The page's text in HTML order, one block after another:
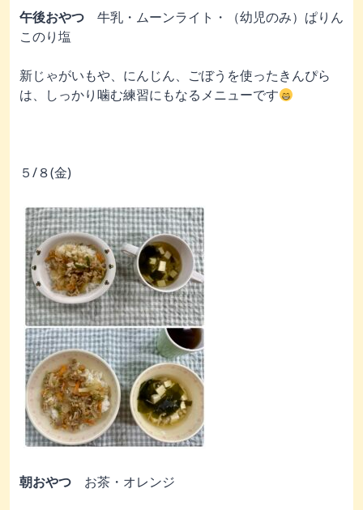
午後おやつ 牛乳・ムーンライト・（幼児のみ）ぱりん
このり塩
新じゃがいもや、にんじん、ごぼうを使ったきんぴら
は、しっかり噛む練習にもなるメニューです
５/８(金)
朝おやつ お茶・オレンジ